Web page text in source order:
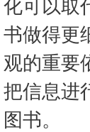
化可以取
书做得更
观的重要
把信息进
图书。